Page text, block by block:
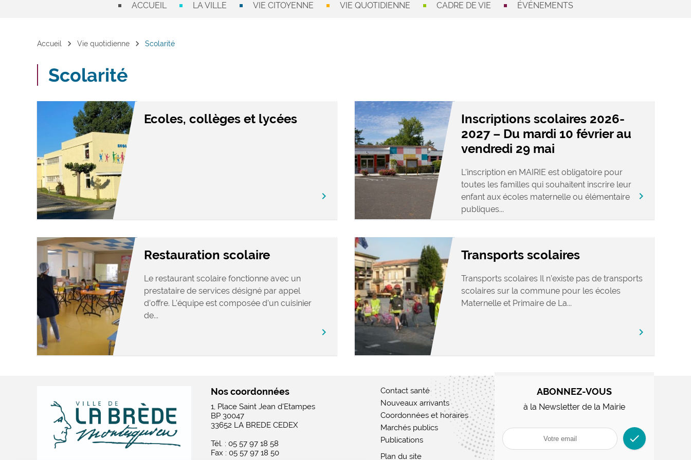
ACCUEIL LA VILLE VIE CITOYENNE VIE QUOTIDIENNE CADRE DE VIE ÉVÉNEMENTS
Accueil chevron_right Vie quotidienne chevron_right Scolarité
Scolarité
Ecoles, collèges et lycées
chevron_right
Inscriptions scolaires 2026-
2027 – Du mardi 10 février au
vendredi 29 mai
L’inscription en MAIRIE est obligatoire pour
toutes les familles qui souhaitent inscrire leur
enfant aux écoles maternelle ou élémentaire
publiques...
chevron_right
Restauration scolaire
Le restaurant scolaire fonctionne avec un
prestataire de services désigné par appel
d’offre. L’équipe est composée d’un cuisinier
de...
chevron_right
Transports scolaires
Transports scolaires Il n’existe pas de transports
scolaires sur la commune pour les écoles
Maternelle et Primaire de La...
chevron_right
Nos coordonnées
1, Place Saint Jean d'Etampes
BP 30047
33652 LA BREDE CEDEX
Tél. : 05 57 97 18 58
Fax : 05 57 97 18 50
Contact santé
Nouveaux arrivants
Coordonnées et horaires
Marchés publics
Publications
Plan du site
ABONNEZ-VOUS
à la Newsletter de la Mairie
check